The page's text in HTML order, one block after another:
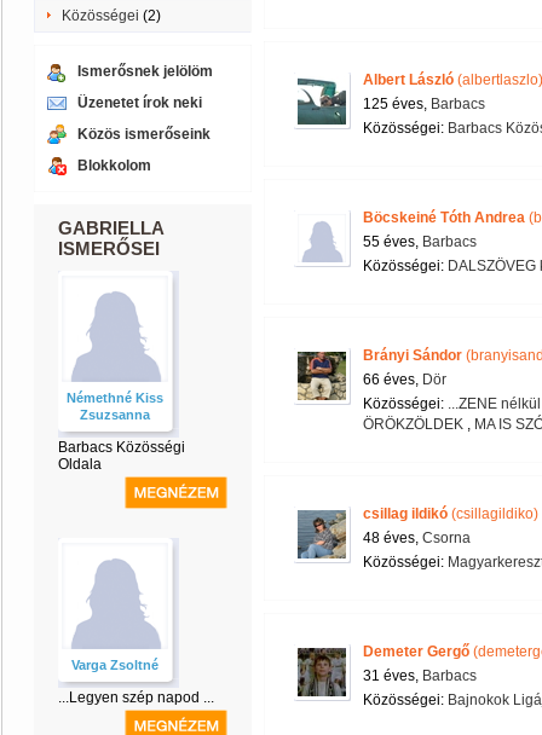
Közösségei (2)
Ismerősnek jelölöm
Üzenetet írok neki
Közös ismerőseink
Blokkolom
GABRIELLA
ISMERŐSEI
Némethné Kiss
Zsuzsanna
Barbacs Közösségi
Oldala
Varga Zsoltné
...Legyen szép napod ...
Albert László (albertlaszlo)
125 éves, Barbacs
Közösségei: Barbacs
Böcskeiné Tóth Andrea
55 éves, Barbacs
Közösségei: DALSZÖVEG
Brányi Sándor
66 éves, Dör
Közösségei: ...ZENE
ÖRÖKZÖLDEK , MA IS
csillag ildikó (csillagildiko)
48 éves, Csorna
Közösségei:
Demeter Gergő
31 éves, Barbacs
Közösségei: Bajnokok